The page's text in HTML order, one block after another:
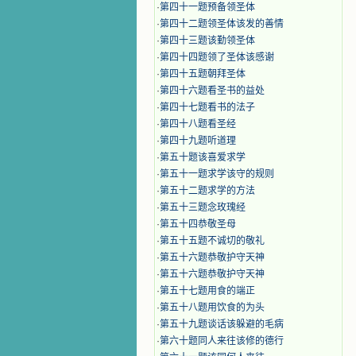
·第四十一题预备领圣体
·第四十二题领圣体该发的善情
·第四十三题该勤领圣体
·第四十四题领了圣体该感谢
·第四十五题朝拜圣体
·第四十六题看圣书的益处
·第四十七题看书的法子
·第四十八题看圣经
·第四十九题听道理
·第五十题该喜爱求学
·第五十一题求学该守的规则
·第五十二题求学的方法
·第五十三题念玫瑰经
·第五十四恭敬圣母
·第五十五题不诚切的敬礼
·第五十六题恭敬护守天神
·第五十六题恭敬护守天神
·第五十七题用食的端正
·第五十八题用饮食的为头
·第五十九题谈话该躲避的毛病
·第六十题同人来往该修的德行